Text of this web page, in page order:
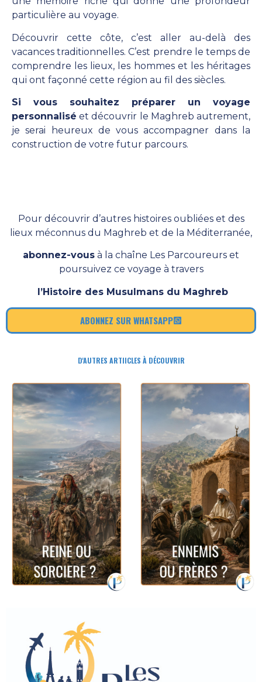
particulière au voyage.
Découvrir cette côte, c’est aller au-delà des
vacances traditionnelles. C’est prendre le temps de
comprendre les lieux, les hommes et les héritages
qui ont façonné cette région au fil des siècles.
Si vous souhaitez préparer un voyage
personnalisé et découvrir le Maghreb autrement,
je serai heureux de vous accompagner dans la
construction de votre futur parcours.
Pour découvrir d’autres histoires oubliées et des
lieux méconnus du Maghreb et de la Méditerranée,
abonnez-vous à la chaîne Les Parcoureurs et
poursuivez ce voyage à travers
l’Histoire des Musulmans du Maghreb
ABONNEZ SUR WHATSAPP
D'AUTRES ARTIICLES À DÉCOUVRIR